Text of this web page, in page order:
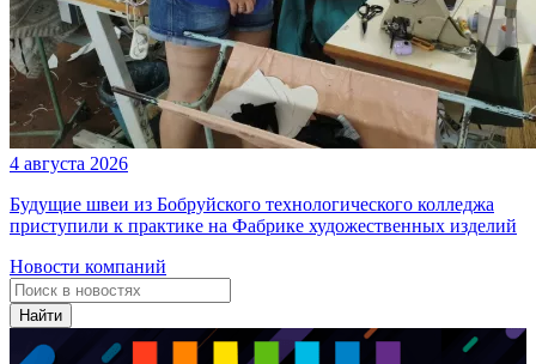
4 августа 2026
Будущие швеи из Бобруйского технологического колледжа
приступили к практике на Фабрике художественных изделий
Новости компаний
Найти